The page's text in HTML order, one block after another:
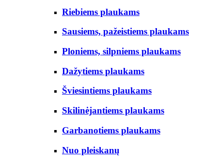
Riebiems plaukams
Sausiems, pažeistiems plaukams
Ploniems, silpniems plaukams
Dažytiems plaukams
Šviesintiems plaukams
Skilinėjantiems plaukams
Garbanotiems plaukams
Nuo pleiskanų